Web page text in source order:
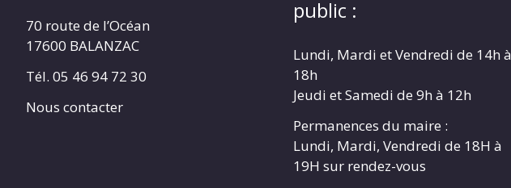
70 route de l’Océan
17600 BALANZAC
Tél. 05 46 94 72 30
Nous contacter
public :
Lundi, Mardi et Vendredi de 14h à
18h
Jeudi et Samedi de 9h à 12h
Permanences du maire :
Lundi, Mardi, Vendredi de 18H à
19H sur rendez-vous